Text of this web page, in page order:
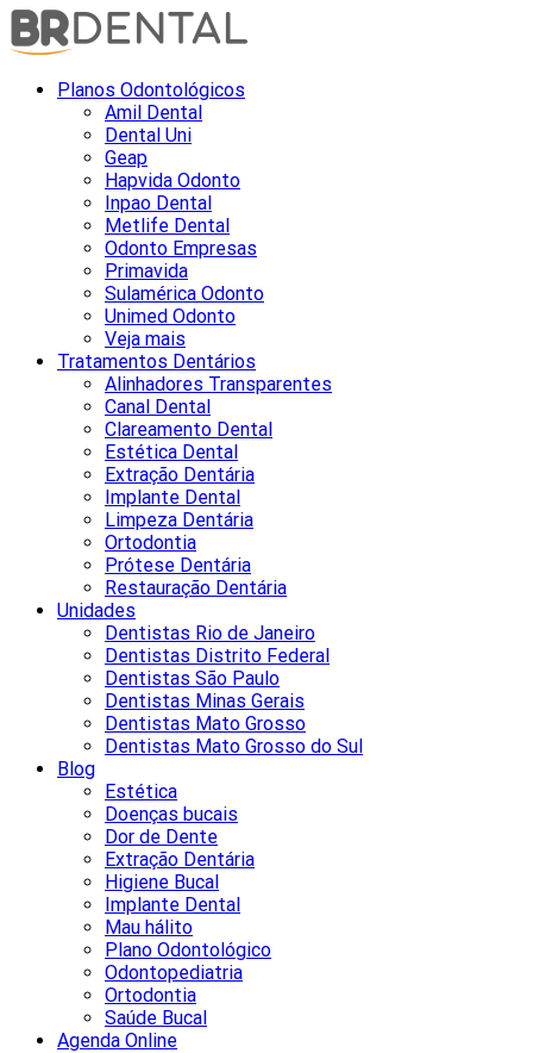
Planos Odontológicos
Amil Dental
Dental Uni
Geap
Hapvida Odonto
Inpao Dental
Metlife Dental
Odonto Empresas
Primavida
Sulamérica Odonto
Unimed Odonto
Veja mais
Tratamentos Dentários
Alinhadores Transparentes
Canal Dental
Clareamento Dental
Estética Dental
Extração Dentária
Implante Dental
Limpeza Dentária
Ortodontia
Prótese Dentária
Restauração Dentária
Unidades
Dentistas Rio de Janeiro
Dentistas Distrito Federal
Dentistas São Paulo
Dentistas Minas Gerais
Dentistas Mato Grosso
Dentistas Mato Grosso do Sul
Blog
Estética
Doenças bucais
Dor de Dente
Extração Dentária
Higiene Bucal
Implante Dental
Mau hálito
Plano Odontológico
Odontopediatria
Ortodontia
Saúde Bucal
Agenda Online